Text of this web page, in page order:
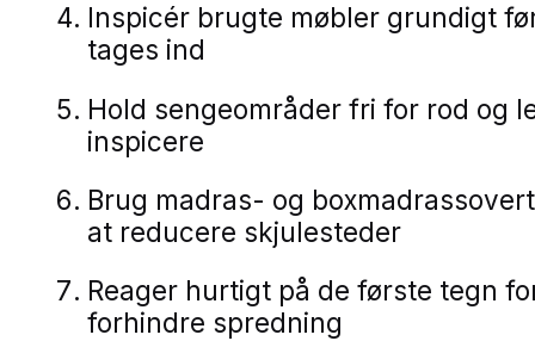
Inspicér brugte møbler grundigt
tages ind
Hold sengeområder fri for rod og
inspicere
Brug madras- og
at reducere skjulesteder
Reager hurtigt på de første tegn
forhindre spredning